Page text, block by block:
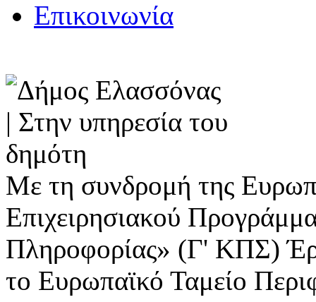
Επικοινωνία
Με τη συνδρομή της
Επιχειρησιακού
Πληροφορίας» (Γ' ΚΠΣ)
το Ευρωπαϊκό Ταμείο